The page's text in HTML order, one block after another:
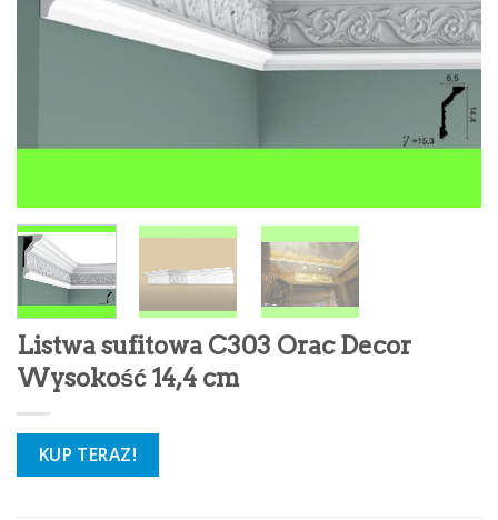
Listwa sufitowa C303 Orac Decor
Wysokość 14,4 cm
KUP TERAZ!